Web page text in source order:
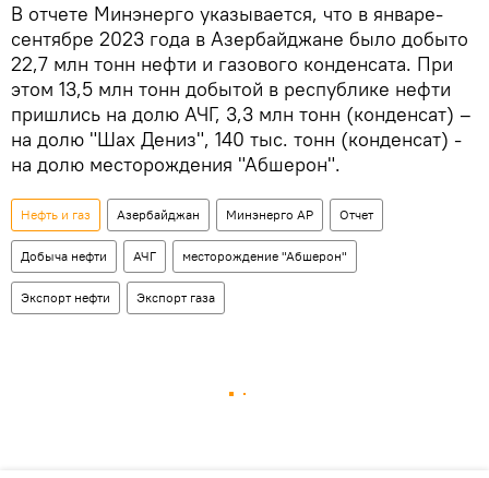
В отчете Минэнерго указывается, что в январе-
сентябре 2023 года в Азербайджане было добыто
22,7 млн тонн нефти и газового конденсата. При
этом 13,5 млн тонн добытой в республике нефти
пришлись на долю АЧГ, 3,3 млн тонн (конденсат) –
на долю "Шах Дениз", 140 тыс. тонн (конденсат) -
на долю месторождения "Абшерон".
Нефть и газ Азербайджан Минэнерго АР Отчет
Добыча нефти АЧГ месторождение "Абшерон"
Экспорт нефти Экспорт газа